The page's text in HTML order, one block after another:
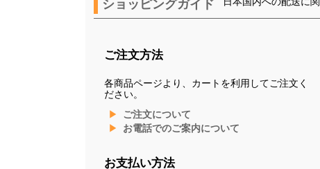
ご注文方法
各商品ページより、カートを利用してご注文く
ださい。
ご注文について
お電話でのご案内について
お支払い方法